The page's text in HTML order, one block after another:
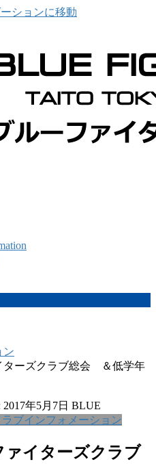
ションに移動
ン
ーズクラブ総会 ＆低学年
2017年5月7日 BLUE
ラブインフォメーション
イターズクラブ